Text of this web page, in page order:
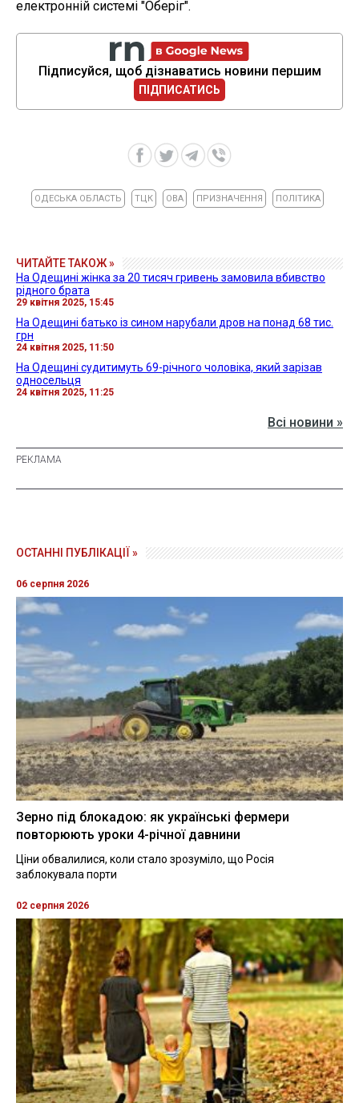
електронній системі "Оберіг".
Підписуйся, щоб дізнаватись новини першим
ПІДПИСАТИСЬ
ОДЕСЬКА ОБЛАСТЬ ТЦК ОВА ПРИЗНАЧЕННЯ ПОЛІТИКА
ЧИТАЙТЕ ТАКОЖ »
На Одещині жінка за 20 тисяч гривень замовила вбивство
рідного брата
29 квітня 2025, 15:45
На Одещині батько із сином нарубали дров на понад 68 тис.
грн
24 квітня 2025, 11:50
На Одещині судитимуть 69-річного чоловіка, який зарізав
односельця
24 квітня 2025, 11:25
Всі новини »
ОСТАННІ ПУБЛІКАЦІЇ »
06 серпня 2026
Зерно під блокадою: як українські фермери
повторюють уроки 4-річної давнини
Ціни обвалилися, коли стало зрозуміло, що Росія
заблокувала порти
02 серпня 2026